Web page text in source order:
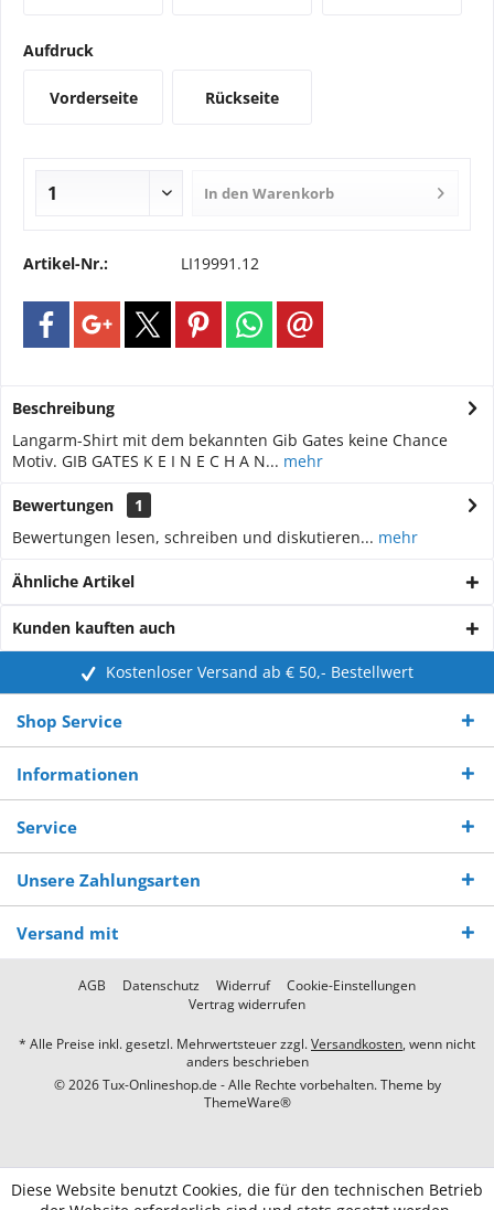
Aufdruck
Vorderseite Rückseite
In den Warenkorb
Artikel-Nr.: LI19991.12
Beschreibung
Langarm-Shirt mit dem bekannten Gib Gates keine Chance
Motiv. GIB GATES K E I N E C H A N... mehr
Bewertungen
1
Bewertungen lesen, schreiben und diskutieren... mehr
Ähnliche Artikel
Kunden kauften auch
Kostenloser Versand ab € 50,- Bestellwert
Shop Service
Informationen
Service
Unsere Zahlungsarten
Versand mit
AGB Datenschutz Widerruf
Cookie-Einstellungen
Vertrag widerrufen
* Alle Preise inkl. gesetzl. Mehrwertsteuer zzgl.Versandkosten, wenn nicht
anders beschrieben
© 2026 Tux-Onlineshop.de - Alle Rechte vorbehalten. Theme by
ThemeWare®
Diese Website benutzt Cookies, die für den technischen Betrieb